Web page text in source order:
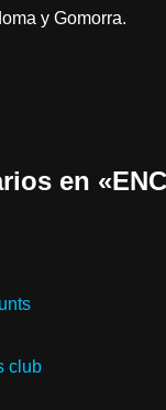
y Gomorra.
en
club